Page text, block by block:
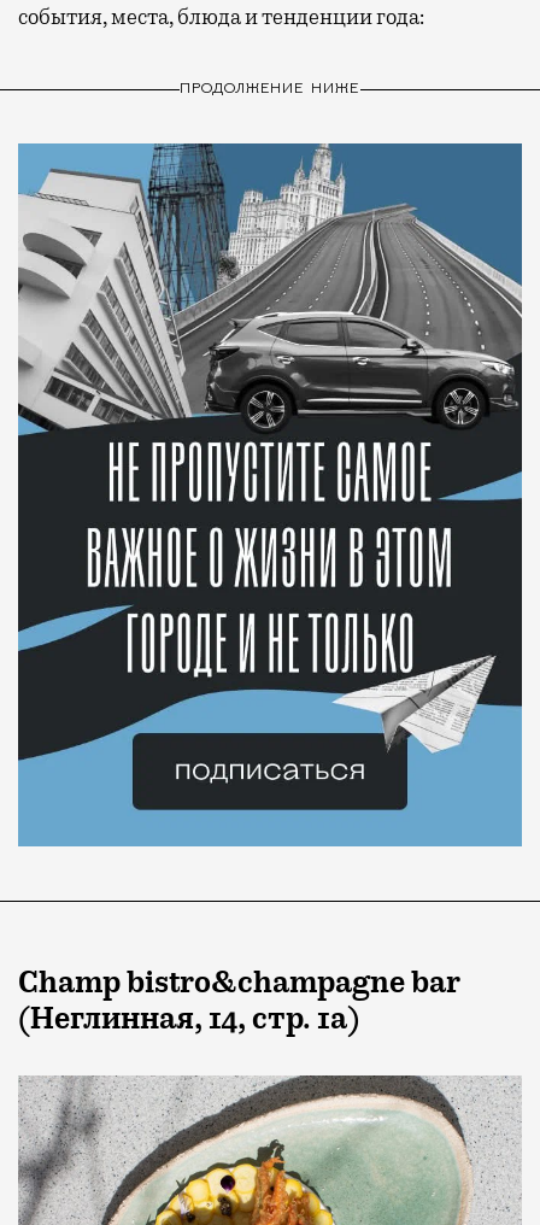
события, места, блюда и тенденции года:
ПРОДОЛЖЕНИЕ НИЖЕ
Champ bistro&champagne bar
(Неглинная, 14,стр. 1а)